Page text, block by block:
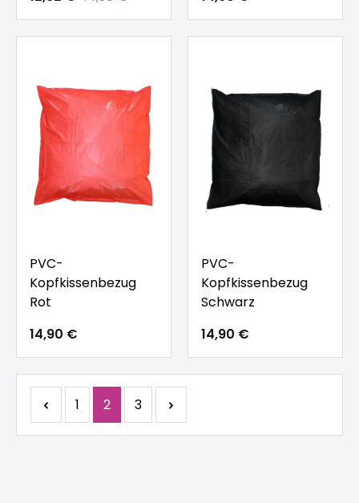
PVC-
Kopfkissenbezug
Rot
14,90 €
PVC-
Kopfkissenbezug
Schwarz
14,90 €
Seite
1 Seite
2 Seite
3